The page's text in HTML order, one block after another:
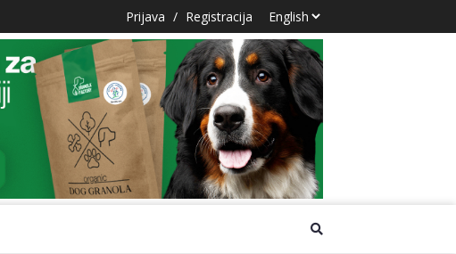
Prijava / Registracija